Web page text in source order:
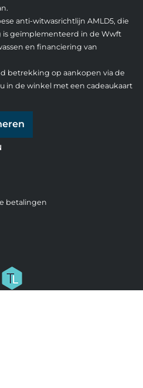
anti-witwasrichtlijn AMLD5, die
geïmplementeerd in de Wwft
en financiering van
betrekking op aankopen via de
in de winkel met een cadeaukaart
betalingen